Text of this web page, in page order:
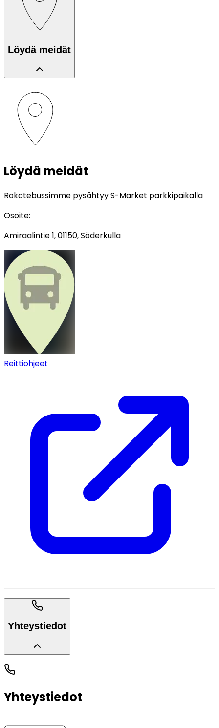
Löydä meidät
Löydä meidät
Rokotebussimme pysähtyy S-Market parkkipaikalla
Osoite:
Amiraalintie 1, 01150, Söderkulla
Reittiohjeet
Yhteystiedot
Yhteystiedot